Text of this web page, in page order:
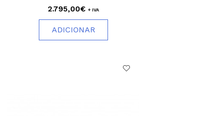
2.795,00€ + IVA
ADICIONAR